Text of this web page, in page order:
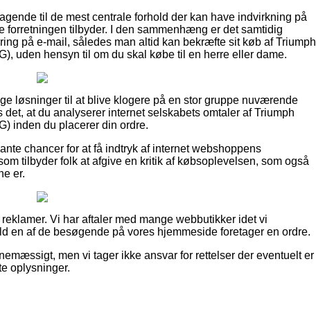
til de mest centrale forhold der kan have indvirkning på
forretningen tilbyder. I den sammenhæng er det samtidig
på e-mail, således man altid kan bekræfte sit køb af Triumph
uden hensyn til om du skal købe til en herre eller dame.
løsninger til at blive klogere på en stor gruppe nuværende
at du analyserer internet selskabets omtaler af Triumph
inden du placerer din ordre.
chancer for at få indtryk af internet webshoppens
tilbyder folk at afgive en kritik af købsoplevelsen, som også
er.
Vi har aftaler med mange webbutikker idet vi
en af de besøgende på vores hjemmeside foretager en ordre.
men vi tager ikke ansvar for rettelser der eventuelt er
oplysninger.